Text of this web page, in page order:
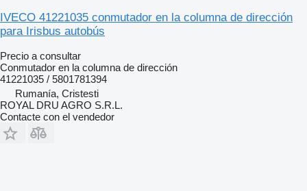
IVECO 41221035 conmutador en la columna de dirección
para Irisbus autobús
Precio a consultar
Conmutador en la columna de dirección
41221035 / 5801781394
Rumanía, Cristesti
ROYAL DRU AGRO S.R.L.
Contacte con el vendedor